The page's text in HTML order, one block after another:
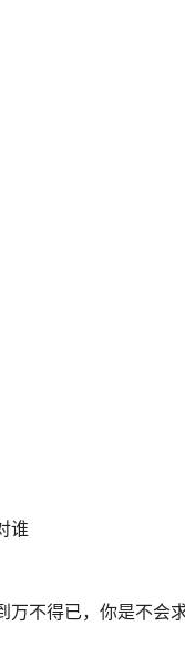
谁
万不得已，你是不会